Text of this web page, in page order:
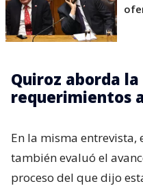
Quiroz aborda
requerimientos
En la misma entrevista,
también evaluó el
proceso del que dijo